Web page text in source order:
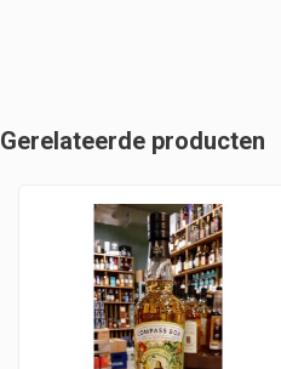
Gerelateerde producten